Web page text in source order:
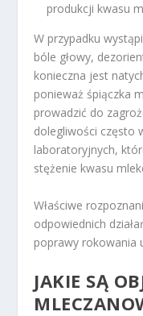
produkcji kwasu
W przypadku
bóle głowy,
konieczna jest
ponieważ śpiączka
prowadzić do
dolegliwości często
laboratoryjnych,
stężenie kwasu
Właściwe
odpowiednich
poprawy rokowania
JAKIE SĄ